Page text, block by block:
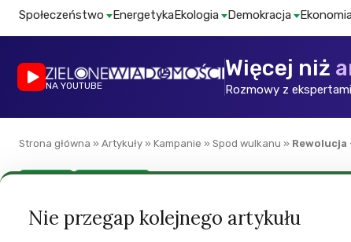
Społeczeństwo EnergetykaEkologia Demokracja
NA YOUTUBE
Więcej niż
Rozmowy z
Strona główna » Artykuły » Kampanie » Spod wulkanu » Rewolucja
Rewolucja –
Nie przegap kolejnego artykułu